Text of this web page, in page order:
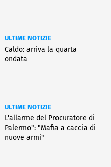
ULTIME NOTIZIE
Caldo: arriva la quarta
ondata
ULTIME NOTIZIE
L'allarme del Procuratore di
Palermo": "Mafia a caccia di
nuove armi"